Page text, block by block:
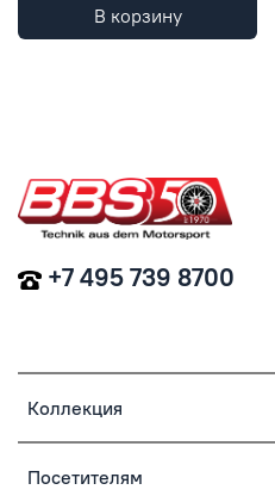
В корзину
Коллекция
Посетителям
+7 495 739 8700